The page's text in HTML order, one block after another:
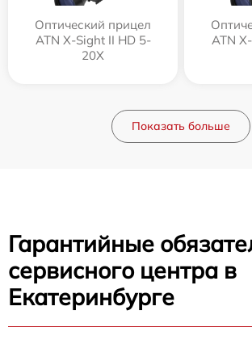
Оптический прицел
ATN X-Sight II HD 5-
20X
ATN
Показать больше
Гарантийные
сервисного центра в
Екатеринбурге